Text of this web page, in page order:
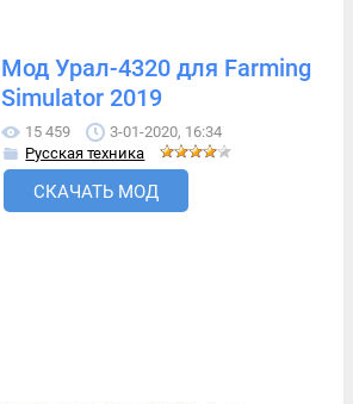
Мод Урал-4320 для Farming
Simulator 2019
15 459
3-01-2020, 16:34
Русская техника
СКАЧАТЬ МОД